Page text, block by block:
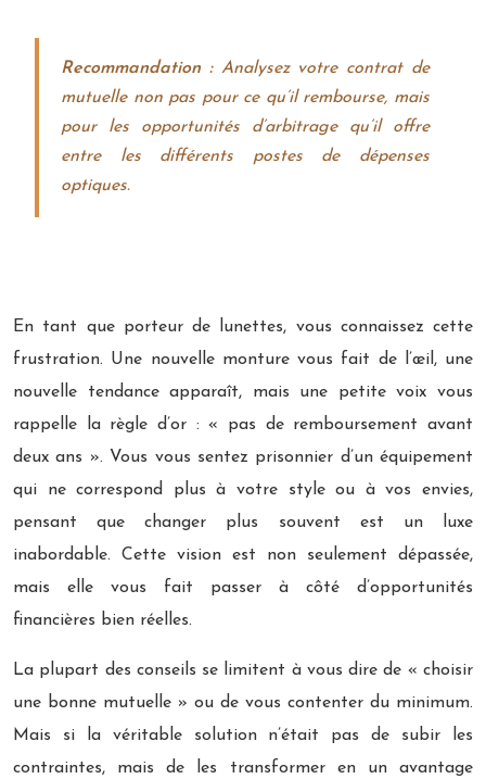
Recommandation :Analysez votre contrat de
mutuelle non pas pour ce qu’il rembourse, mais
pour les opportunités d’arbitrage qu’il offre
entre les différents postes de dépenses
optiques.
En tant que porteur de lunettes, vous connaissez cette
frustration. Une nouvelle monture vous fait de l’œil, une
nouvelle tendance apparaît, mais une petite voix vous
rappelle la règle d’or : « pas de remboursement avant
deux ans ». Vous vous sentez prisonnier d’un équipement
qui ne correspond plus à votre style ou à vos envies,
pensant que changer plus souvent est un luxe
inabordable. Cette vision est non seulement dépassée,
mais elle vous fait passer à côté d’opportunités
financières bien réelles.
La plupart des conseils se limitent à vous dire de « choisir
une bonne mutuelle » ou de vous contenter du minimum.
Mais si la véritable solution n’était pas de subir les
contraintes, mais de les transformer en un avantage